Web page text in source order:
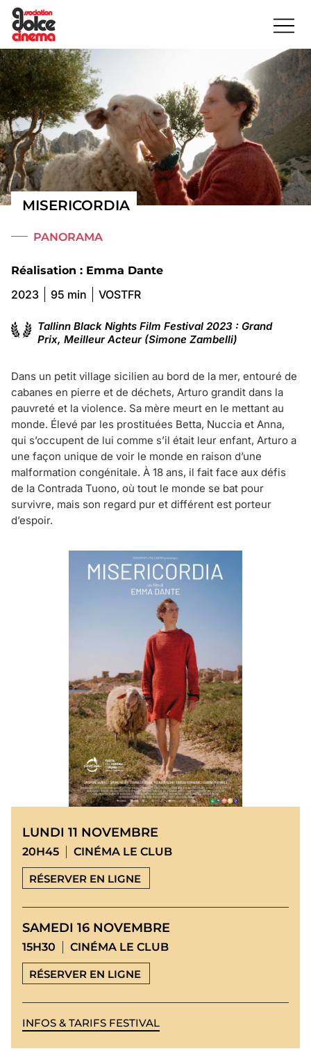
MISERICORDIA
PANORAMA
Réalisation : Emma Dante
2023 95 min VOSTFR
Tallinn Black Nights Film Festival 2023 : Grand
Prix, Meilleur Acteur (Simone Zambelli)
Dans un petit village sicilien au bord de la mer, entouré de
cabanes en pierre et de déchets, Arturo grandit dans la
pauvreté et la violence. Sa mère meurt en le mettant au
monde. Élevé par les prostituées Betta, Nuccia et Anna,
qui s’occupent de lui comme s’il était leur enfant, Arturo a
une façon unique de voir le monde en raison d’une
malformation congénitale. À 18 ans, il fait face aux défis
de la Contrada Tuono, où tout le monde se bat pour
survivre, mais son regard pur et différent est porteur
d’espoir.
LUNDI 11 NOVEMBRE
20H45 CINÉMA LE CLUB
RÉSERVER EN LIGNE
SAMEDI 16 NOVEMBRE
15H30 CINÉMA LE CLUB
RÉSERVER EN LIGNE
INFOS & TARIFS FESTIVAL